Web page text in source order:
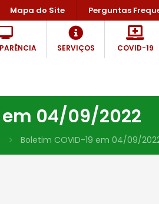
Mapa do Site Perguntas
SERVIÇOS COVID-19
em 04/09/2022
Boletim COVID-19 em 04/09/